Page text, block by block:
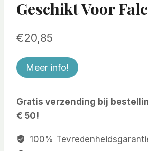
Geschikt Voor
€20,85
Meer info!
Gratis verzending bij
€ 50!
100%